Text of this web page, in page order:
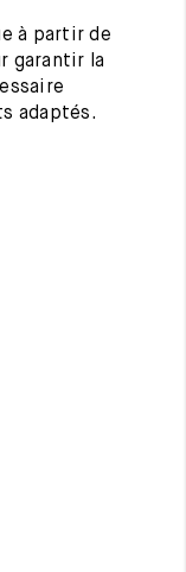
à partir de
garantir la
adaptés.